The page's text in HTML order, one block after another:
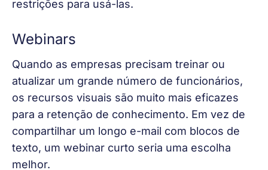
restrições para usá-las.
Webinars
Quando as empresas precisam treinar ou
atualizar um grande número de funcionários,
os recursos visuais são muito mais eficazes
para a retenção de conhecimento. Em vez de
compartilhar um longo e-mail com blocos de
texto, um webinar curto seria uma escolha
melhor.